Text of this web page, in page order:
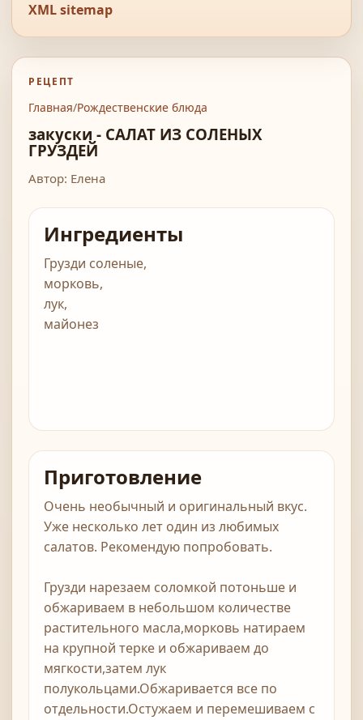
XML sitemap
РЕЦЕПТ
Главная/Рождественские блюда
закуски - САЛАТ ИЗ СОЛЕНЫХ
ГРУЗДЕЙ
Автор: Елена
Ингредиенты
Грузди соленые,
морковь,
лук,
майонез
Приготовление
Очень необычный и оригинальный вкус.
Уже несколько лет один из любимых
салатов. Рекомендую попробовать.
Грузди нарезаем соломкой потоньше и
обжариваем в небольшом количестве
растительного масла,морковь натираем
на крупной терке и обжариваем до
мягкости,затем лук
полукольцами.Обжаривается все по
отдельности.Остужаем и перемешиваем с